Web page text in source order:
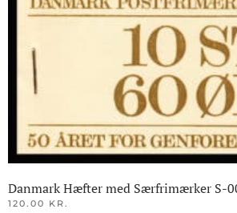
Danmark Hæfter med Særfrimærker S-
120.00 KR.